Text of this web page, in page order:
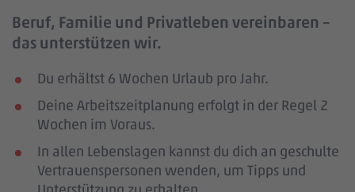
Beruf, Familie und Privatleben vereinbaren –
das unterstützen wir.
Du erhältst 6 Wochen Urlaub pro Jahr.
Deine Arbeitszeitplanung erfolgt in der Regel 2
Wochen im Voraus.
In allen Lebenslagen kannst du dich an geschulte
Vertrauenspersonen wenden, um Tipps und